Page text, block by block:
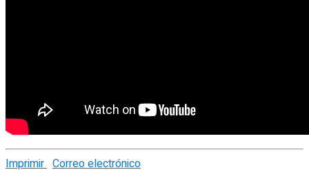
Imprimir Correo electrónico